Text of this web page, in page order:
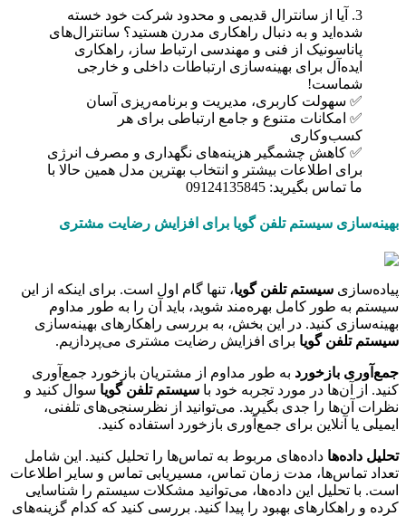
3. آیا از سانترال قدیمی و محدود شرکت خود خسته
شده‌اید و به دنبال راهکاری مدرن هستید؟ سانترال‌های
پاناسونیک از فنی و مهندسی ارتباط ساز، راهکاری
ایده‌آل برای بهینه‌سازی ارتباطات داخلی و خارجی
شماست!
✅ سهولت کاربری، مدیریت و برنامه‌ریزی آسان
✅ امکانات متنوع و جامع ارتباطی برای هر
کسب‌وکاری
✅ کاهش چشمگیر هزینه‌های نگهداری و مصرف انرژی
برای اطلاعات بیشتر و انتخاب بهترین مدل همین حالا با
ما تماس بگیرید: 09124135845
بهینه‌سازی سیستم تلفن گویا برای افزایش رضایت مشتری
پیاده‌سازی سیستم تلفن گویا، تنها گام اول است. برای اینکه از این
سیستم به طور کامل بهره‌مند شوید، باید آن را به طور مداوم
بهینه‌سازی کنید. در این بخش، به بررسی راهکارهای بهینه‌سازی
سیستم تلفن گویا برای افزایش رضایت مشتری می‌پردازیم.
جمع‌آوری بازخورد به طور مداوم از مشتریان بازخورد جمع‌آوری
کنید. از آن‌ها در مورد تجربه خود با سیستم تلفن گویا سوال کنید و
نظرات آن‌ها را جدی بگیرید. می‌توانید از نظرسنجی‌های تلفنی،
ایمیلی یا آنلاین برای جمع‌آوری بازخورد استفاده کنید.
تحلیل داده‌ها داده‌های مربوط به تماس‌ها را تحلیل کنید. این شامل
تعداد تماس‌ها، مدت زمان تماس، مسیریابی تماس و سایر اطلاعات
است. با تحلیل این داده‌ها، می‌توانید مشکلات سیستم را شناسایی
کرده و راهکارهای بهبود را پیدا کنید. بررسی کنید که کدام گزینه‌های